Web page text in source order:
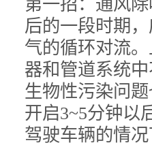
第一招：通风
后的一段时期
气的循环对流
器和管道系统
生物性污染问
开启3~5分钟以
驾驶车辆的情